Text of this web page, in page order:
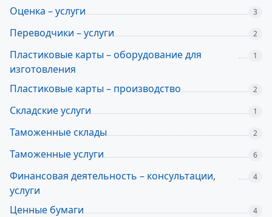
Оценка – услуги 3
Переводчики – услуги 2
Пластиковые карты – оборудование для
изготовления
1
Пластиковые карты – производство 2
Складские услуги 1
Таможенные склады 2
Таможенные услуги 6
Финансовая деятельность – консультации,
услуги
4
Ценные бумаги 4